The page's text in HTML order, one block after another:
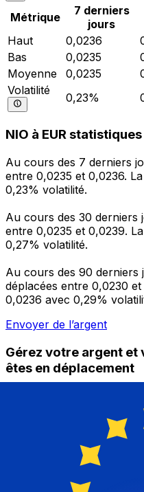
Métrique
7 derniers
jours
Haut
0,0236
Bas
0,0235
Moyenne
0,0235
Volatilité
0,23%
NIO à EUR statistiques
Au cours des 7 derniers
entre 0,0235 et 0,0236.
0,23% volatilité.
Au cours des 30 derniers
entre 0,0235 et 0,0239.
0,27% volatilité.
Au cours des 90 derniers
déplacées entre 0,0230
0,0236 avec 0,29%
Envoyer de l’argent
Gérez votre argent et
êtes en déplacement
nécessaires pour vos
et la gestion de vos
programmez des alertes
l'argent à l'étranger sans
l'application dès